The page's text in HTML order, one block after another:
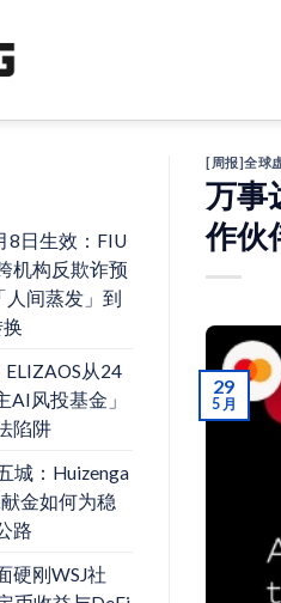
8日生效：FIU
机构反欺诈预
人间蒸发」到
从24
AI风投基金」
陷阱
城：Huizenga
金如何为稳
路
硬刚WSJ社
[周报]全球
万事
作伙
29
5 月